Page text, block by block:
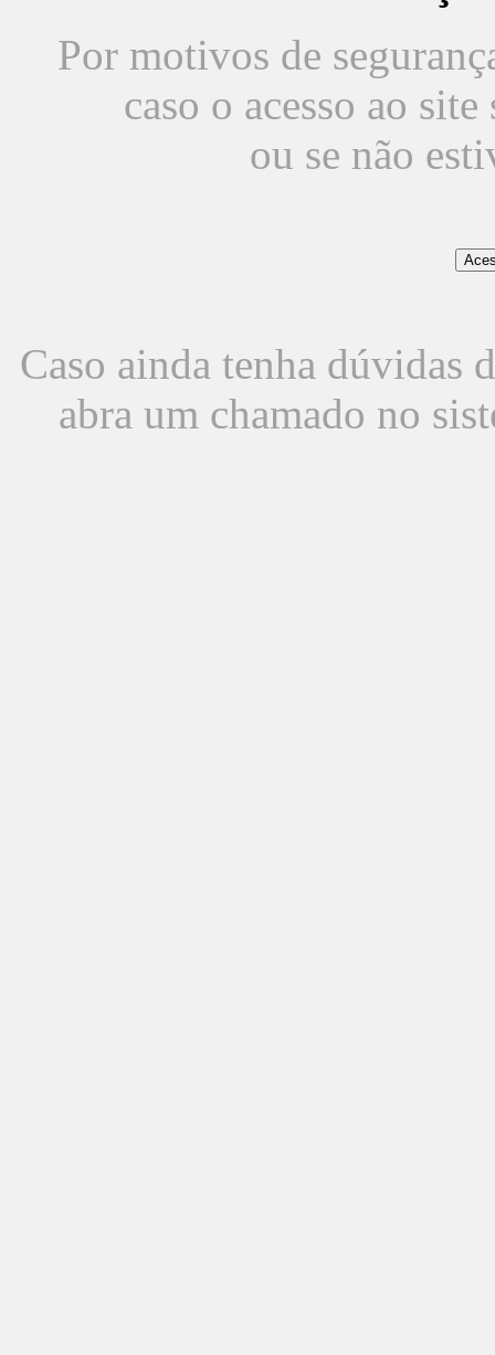
Por motivos de
caso o acesso ao
ou se não
Caso ainda tenha dúvidas
abra um chamado no